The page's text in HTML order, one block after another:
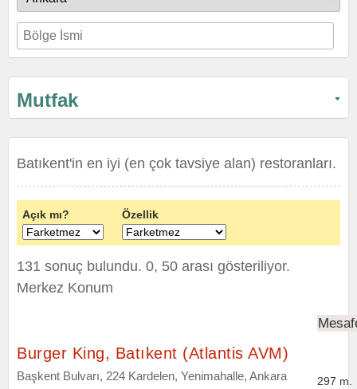
Mutfak
Batıkent'in en iyi (en çok tavsiye alan) restoranları.
Açık mı? Özellik
131 sonuç bulundu. 0, 50 arası gösteriliyor.
Merkez Konum
Burger King, Batıkent (Atlantis AVM)
Başkent Bulvarı, 224 Kardelen, Yenimahalle, Ankara 297 m.